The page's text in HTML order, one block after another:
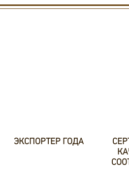
ЭКСПОРТЕР ГОДА